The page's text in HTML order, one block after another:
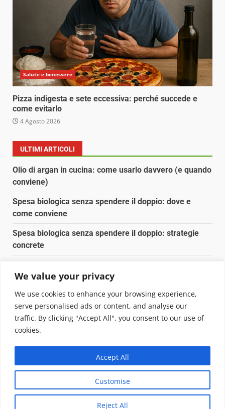
We value your privacy
We use cookies to enhance your browsing experience,
serve personalised ads or content, and analyse our
traffic. By clicking "Accept All", you consent to our use of
cookies.
Customise
Reject All
Accept All
Salute e benessere
Pizza indigesta e sete eccessiva: perché succede e
come evitarlo
4 Agosto 2026
ULTIMI ARTICOLI
Olio di argan in cucina: come usarlo davvero (e quando
conviene)
Spesa biologica senza spendere il doppio: dove e
come conviene
Spesa biologica senza spendere il doppio: strategie
concrete
Pulizia naturale della casa: 3 ingredienti che
sostituiscono 10 prodotti chimici
Copyright © 2025 Biopianeta.it proprietà di Jws Media
Questo blog non è una testata giornalistica, in quanto
viene aggiornato senza alcuna periodicità. Non può
pertanto considerarsi un prodotto editoriale ai sensi
della legge n. 62 del 07.03.2001|DarkNewsvon AF
themes.